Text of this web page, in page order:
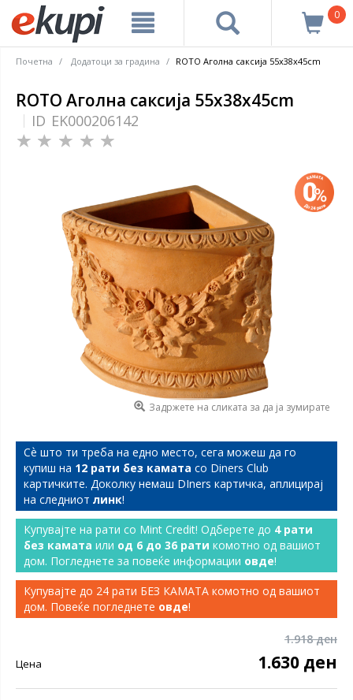
0
Почетна Додатоци за градина ROTO Аголна саксија 55x38x45cm
ROTO Аголна саксија 55x38x45cm
ID EK000206142
Задржете на сликата за да ја зумирате
Сѐ што ти треба на едно место, сега можеш да го
купиш на 12 рати без камата со Diners Club
картичките. Доколку немаш DIners картичка, аплицирај
на следниот линк!
Купувајте на рати со Mint Credit! Одберете до 4 рати
без камата или од 6 до 36 рати комотно од вашиот
дом. Погледнете за повеќе информации овде!
Купувајте до 24 рати БЕЗ КАМАТА комотно од вашиот
дом. Повеќе погледнете овде!
1.918 ден
Цена 1.630 ден